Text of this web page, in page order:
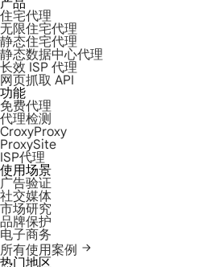
产品
住宅代理
无限住宅代理
静态住宅代理
静态数据中心代理
长效 ISP 代理
网页抓取 API
功能
免费代理
代理检测
CroxyProxy
ProxySite
ISP代理
使用场景
广告验证
社交媒体
市场研究
品牌保护
电子商务
所有使用案例
热门地区